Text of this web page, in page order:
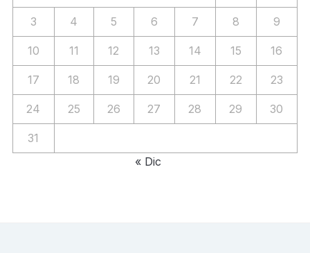
3 4 5 6 7 8 9
10 11 12 13 14 15 16
17 18 19 20 21 22 23
24 25 26 27 28 29 30
31
« Dic